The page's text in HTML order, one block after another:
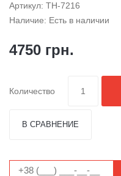
Артикул: TH-7216
Наличие: Есть в наличии
4750 грн.
Количество
В СРАВНЕНИЕ